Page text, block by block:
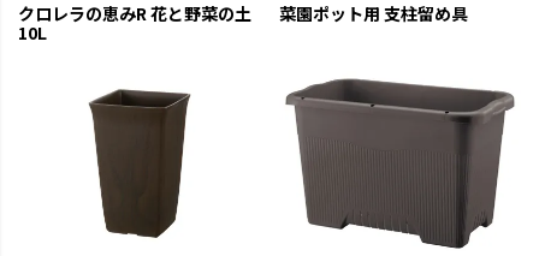
クロレラの恵みR 花と野菜の土
10L
菜園ポット用 支柱留め具